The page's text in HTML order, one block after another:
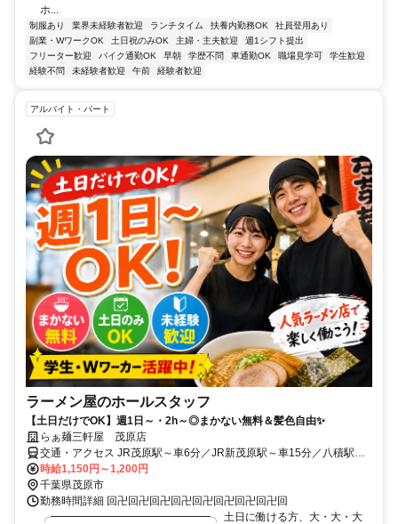
ホ...
制服あり 業界未経験者歓迎 ランチタイム 扶養内勤務OK
社員登用あり
副業・WワークOK
土日祝のみOK 主婦・主夫歓迎
週1シフト提出
フリーター歓迎
バイク通勤OK 早朝 学歴不問 車通勤OK 職場見学可
学生歓迎
経験不問
未経験者歓迎 午前 経験者歓迎
アルバイト・パート
ラーメン屋のホールスタッフ
【土日だけでOK】週1日～・2h～◎まかない無料＆髪色自由✨
らぁ麺三軒屋 茂原店
交通・アクセス JR茂原駅～車6分／JR新茂原駅～車15分／八積駅～
車10分（車・バイク・自転車OK）
時給1,150円～1,200円
千葉県茂原市
勤務時間詳細 回卍回卍回卍回卍回卍回卍回卍回卍回
╭━━━━━━━━━━━━━━━╮ 土日に働ける方、大・大・大